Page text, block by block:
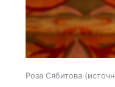
Роза Сябитова